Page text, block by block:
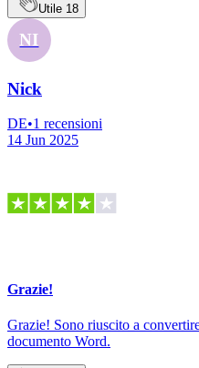
Utile 18
NI
Nick
DE•1 recensioni
14 Jun 2025
Grazie!
Grazie! Sono riuscito a
documento Word.